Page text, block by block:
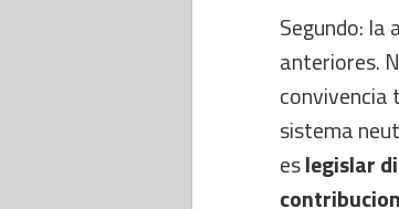
Segundo:
anteriores.
convivencia
sistema
eslegislar